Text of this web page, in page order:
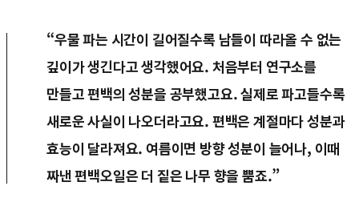
“우물 파는 시간이 길어질수록 남들이 따라올 수 없는
깊이가 생긴다고 생각했어요. 처음부터 연구소를
만들고 편백의 성분을 공부했고요. 실제로 파고들수록
새로운 사실이 나오더라고요. 편백은 계절마다 성분과
효능이 달라져요. 여름이면 방향 성분이 늘어나, 이때
짜낸 편백오일은 더 짙은 나무 향을 뿜죠.”